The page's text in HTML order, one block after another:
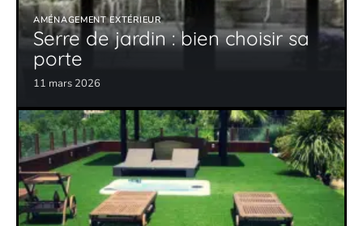
AMÉNAGEMENT EXTÉRIEUR
Serre de jardin : bien choisir sa
porte
11 mars 2026